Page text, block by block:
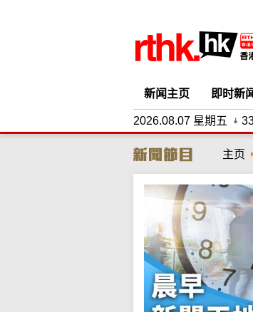
新闻主页 即时新
2026.08.07 星期五
主页